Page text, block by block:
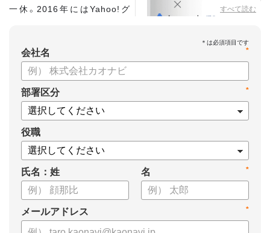
すべて読む
一休。2016年にはYahoo!グ
す。積極的な採用を進め、社員
数は350名に拡大。いま、自社
を「第二次創業期」と位置づける同社の人事を統括する、執行役
員 CHRO 管理本部長 植村弘子様に「カオナビ」の導入の経緯
から、現在の活用方法と効果を伺いました。
*
会社名
*
部署区分
役職
氏名：姓 *
名
*
メールアドレス